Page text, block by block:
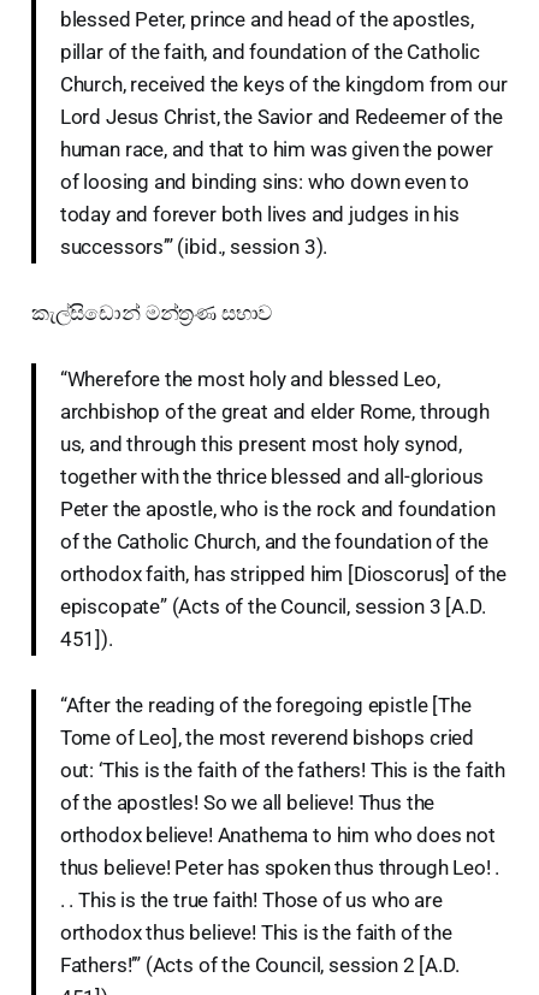
blessed Peter, prince and head of the apostles,
pillar of the faith, and foundation of the Catholic
Church, received the keys of the kingdom from our
Lord Jesus Christ, the Savior and Redeemer of the
human race, and that to him was given the power
of loosing and binding sins: who down even to
today and forever both lives and judges in his
successors’” (ibid., session 3).
කැල්සිඩොන් මන්ත්‍රණ සභාව
“Wherefore the most holy and blessed Leo,
archbishop of the great and elder Rome, through
us, and through this present most holy synod,
together with the thrice blessed and all-glorious
Peter the apostle, who is the rock and foundation
of the Catholic Church, and the foundation of the
orthodox faith, has stripped him [Dioscorus] of the
episcopate” (Acts of the Council, session 3 [A.D.
451]).
“After the reading of the foregoing epistle [The
Tome of Leo], the most reverend bishops cried
out: ‘This is the faith of the fathers! This is the faith
of the apostles! So we all believe! Thus the
orthodox believe! Anathema to him who does not
thus believe! Peter has spoken thus through Leo! .
. . This is the true faith! Those of us who are
orthodox thus believe! This is the faith of the
Fathers!’” (Acts of the Council, session 2 [A.D.